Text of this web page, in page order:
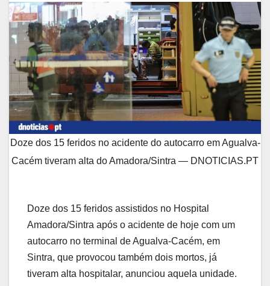
Doze dos 15 feridos no acidente do autocarro em Agualva-
Cacém tiveram alta do Amadora/Sintra — DNOTICIAS.PT
Doze dos 15 feridos assistidos no Hospital
Amadora/Sintra após o acidente de hoje com um
autocarro no terminal de Agualva-Cacém, em
Sintra, que provocou também dois mortos, já
tiveram alta hospitalar, anunciou aquela unidade.